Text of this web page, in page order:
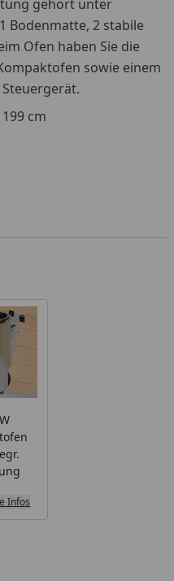
gehört unter
Bodenmatte, 2 stabile
Ofen haben Sie die
sowie einem
cm
Infos